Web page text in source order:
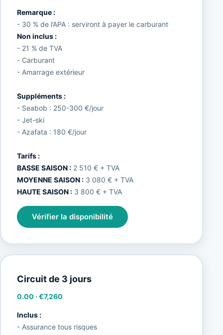
Remarque :
- 30 % de l’APA : serviront à payer le carburant
Non inclus :
- 21 % de TVA
- Carburant
- Amarrage extérieur
Suppléments :
- Seabob : 250-300 €/jour
- Jet-ski
- Azafata : 180 €/jour
Tarifs :
BASSE SAISON :2 510 € + TVA
MOYENNE SAISON :3 080 € + TVA
HAUTE SAISON :3 800 € + TVA
Vérifier la disponibilité
Circuit de 3 jours
0.00 ·€7,260
Inclus :
- Assurance tous risques